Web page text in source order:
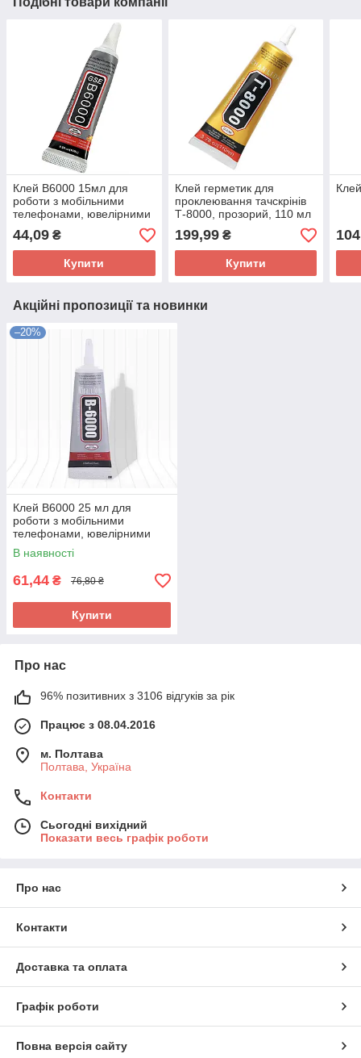
Клей B6000 15мл для
роботи з мобільними
телефонами, ювелірними
виробами, біжутерією
44,09 ₴
Купити
Клей герметик для
проклеювання тачскрінів
Т-8000, прозорий, 110 мл
T8000
199,99₴
Купити
Акційні пропозиції та новинки
–20%
Клей B6000 25 мл для
роботи з мобільними
телефонами, ювелірними
виробами, біжутерією
В наявності
61,44 ₴ 76,80 ₴
Купити
Про нас
96% позитивних з 3106 відгуків за рік
Працює з 08.04.2016
м. Полтава
Полтава, Україна
Контакти
Сьогодні вихідний
Показати весь графік роботи
Про нас
Контакти
Доставка та оплата
Графік роботи
Повна версія сайту